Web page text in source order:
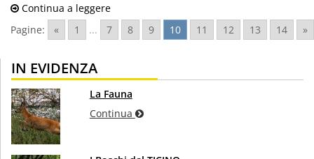
Continua a leggere
Pagine:
« 1 ... 7 8 9 10 11 12 13 14 »
IN EVIDENZA
La Fauna
Continua